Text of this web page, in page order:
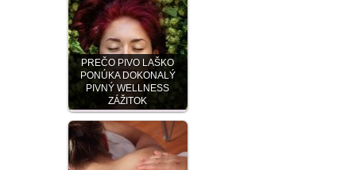
PREČO PIVO LAŠKO
PONÚKA DOKONALÝ
PIVNÝ WELLNESS
ZÁŽITOK